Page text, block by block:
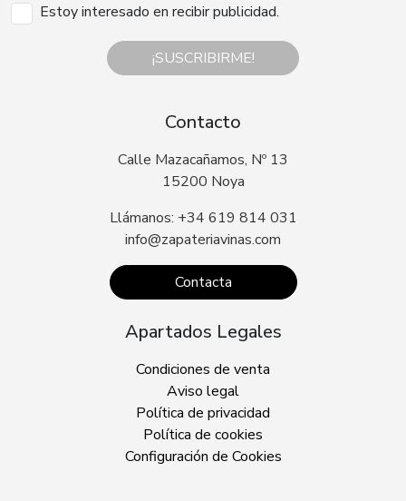
Estoy interesado en recibir publicidad.
¡SUSCRIBIRME!
Contacto
Calle Mazacañamos, Nº 13
15200 Noya
Llámanos: +34 619 814 031
info@zapateriavinas.com
Contacta
Apartados Legales
Condiciones de venta
Aviso legal
Política de privacidad
Política de cookies
Configuración de Cookies